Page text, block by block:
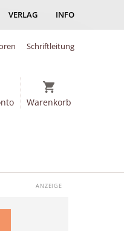
VERLAG INFO
Schriftleitung
Warenkorb